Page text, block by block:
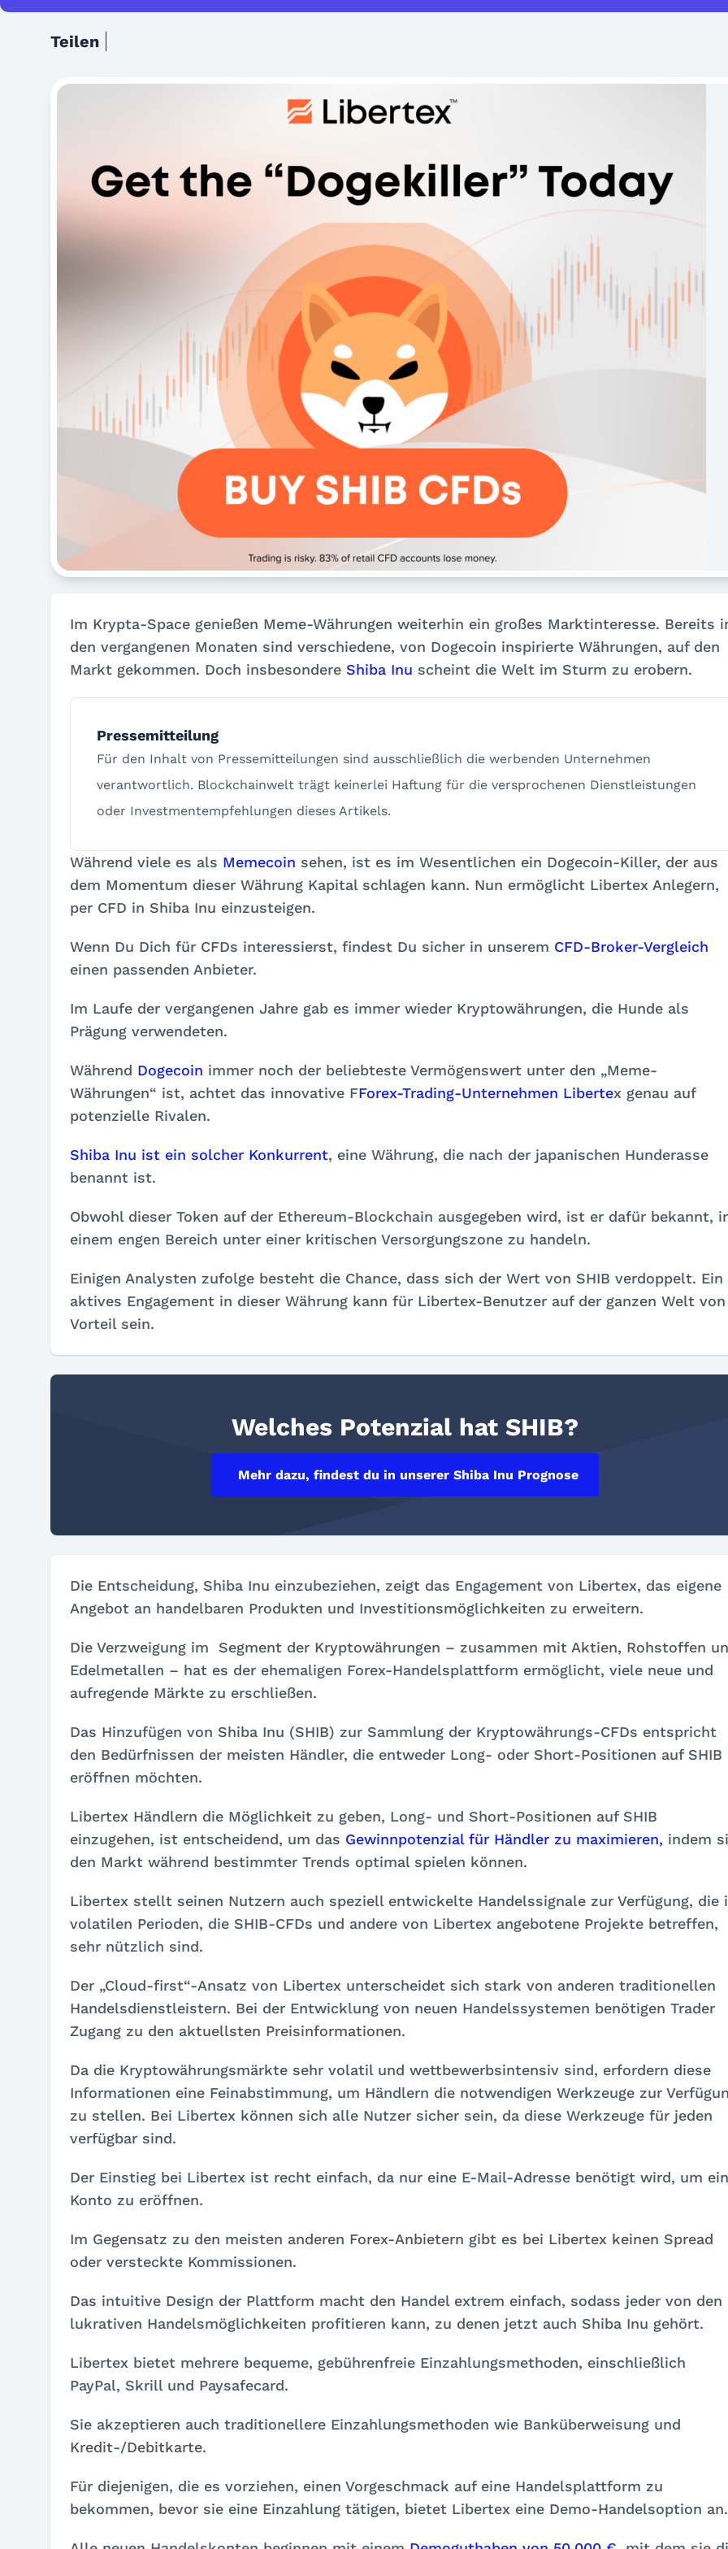
Teilen
Im Krypta-Space genießen Meme-Währungen weiterhin ein großes Marktinteresse. Bereits
den vergangenen Monaten sind verschiedene, von Dogecoin inspirierte Währungen, auf den
Markt gekommen. Doch insbesondere Shiba Inu scheint die Welt im Sturm zu erobern.
Pressemitteilung
Für den Inhalt von Pressemitteilungen sind ausschließlich die werbenden Unternehmen
verantwortlich. Blockchainwelt trägt keinerlei Haftung für die versprochenen Dienstleistungen
oder Investmentempfehlungen dieses Artikels.
Während viele es als Memecoin sehen, ist es im Wesentlichen ein Dogecoin-Killer, der aus
dem Momentum dieser Währung Kapital schlagen kann. Nun ermöglicht Libertex Anlegern,
per CFD in Shiba Inu einzusteigen.
Wenn Du Dich für CFDs interessierst, findest Du sicher in unserem CFD-Broker-Vergleich
einen passenden Anbieter.
Im Laufe der vergangenen Jahre gab es immer wieder Kryptowährungen, die Hunde als
Prägung verwendeten.
Während Dogecoin immer noch der beliebteste Vermögenswert unter den „Meme-
Währungen“ ist, achtet das innovative FForex-Trading-Unternehmen Libertex genau auf
potenzielle Rivalen.
Shiba Inu ist ein solcher Konkurrent, eine Währung, die nach der japanischen Hunderasse
benannt ist.
Obwohl dieser Token auf der Ethereum-Blockchain ausgegeben wird, ist er dafür bekannt,
einem engen Bereich unter einer kritischen Versorgungszone zu handeln.
Einigen Analysten zufolge besteht die Chance, dass sich der Wert von SHIB verdoppelt. Ein
aktives Engagement in dieser Währung kann für Libertex-Benutzer auf der ganzen Welt von
Vorteil sein.
Welches Potenzial hat SHIB?
Mehr dazu, findest du in unserer Shiba Inu Prognose
Die Entscheidung, Shiba Inu einzubeziehen, zeigt das Engagement von Libertex, das eigene
Angebot an handelbaren Produkten und Investitionsmöglichkeiten zu erweitern.
Die Verzweigung im Segment der Kryptowährungen – zusammen mit Aktien, Rohstoffen
Edelmetallen – hat es der ehemaligen Forex-Handelsplattform ermöglicht, viele neue und
aufregende Märkte zu erschließen.
Das Hinzufügen von Shiba Inu (SHIB) zur Sammlung der Kryptowährungs-CFDs entspricht
den Bedürfnissen der meisten Händler, die entweder Long- oder Short-Positionen auf SHIB
eröffnen möchten.
Libertex Händlern die Möglichkeit zu geben, Long- und Short-Positionen auf SHIB
einzugehen, ist entscheidend, um das Gewinnpotenzial für Händler zu maximieren, indem
den Markt während bestimmter Trends optimal spielen können.
Libertex stellt seinen Nutzern auch speziell entwickelte Handelssignale zur Verfügung, die
volatilen Perioden, die SHIB-CFDs und andere von Libertex angebotene Projekte betreffen,
sehr nützlich sind.
Der „Cloud-first“-Ansatz von Libertex unterscheidet sich stark von anderen traditionellen
Handelsdienstleistern. Bei der Entwicklung von neuen Handelssystemen benötigen Trader
Zugang zu den aktuellsten Preisinformationen.
Da die Kryptowährungsmärkte sehr volatil und wettbewerbsintensiv sind, erfordern diese
Informationen eine Feinabstimmung, um Händlern die notwendigen Werkzeuge zur
zu stellen. Bei Libertex können sich alle Nutzer sicher sein, da diese Werkzeuge für jeden
verfügbar sind.
Der Einstieg bei Libertex ist recht einfach, da nur eine E-Mail-Adresse benötigt wird, um ein
Konto zu eröffnen.
Im Gegensatz zu den meisten anderen Forex-Anbietern gibt es bei Libertex keinen Spread
oder versteckte Kommissionen.
Das intuitive Design der Plattform macht den Handel extrem einfach, sodass jeder von den
lukrativen Handelsmöglichkeiten profitieren kann, zu denen jetzt auch Shiba Inu gehört.
Libertex bietet mehrere bequeme, gebührenfreie Einzahlungsmethoden, einschließlich
PayPal, Skrill und Paysafecard.
Sie akzeptieren auch traditionellere Einzahlungsmethoden wie Banküberweisung und
Kredit-/Debitkarte.
Für diejenigen, die es vorziehen, einen Vorgeschmack auf eine Handelsplattform zu
bekommen, bevor sie eine Einzahlung tätigen, bietet Libertex eine Demo-Handelsoption an.